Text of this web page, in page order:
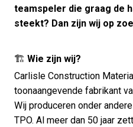
teamspeler die graag de
steekt? Dan zijn wij op
🏗 Wie zijn wij?
Carlisle Construction
toonaangevende fabrikant
Wij produceren onder
TPO. Al meer dan 50 jaar